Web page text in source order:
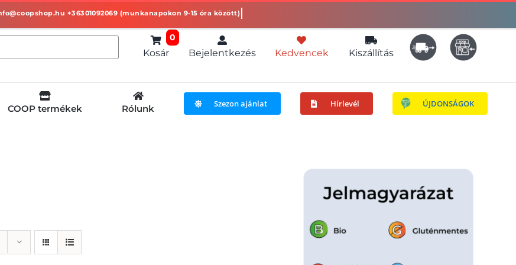
Kosár
0
Bejelentkezés Kedvencek Kiszállítás
COOP termékek Rólunk Szezon ajánlat Hírlevél ÚJDONSÁGOK